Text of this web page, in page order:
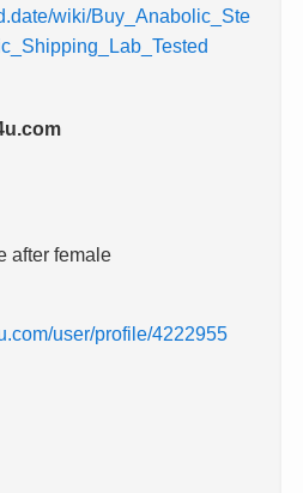
wiki/Buy_Anabolic_Ste
after female
user/profile/4222955